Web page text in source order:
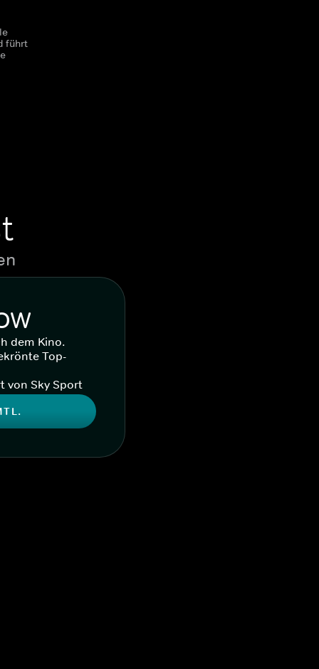
führt
dem Kino.
Top-
von Sky Sport